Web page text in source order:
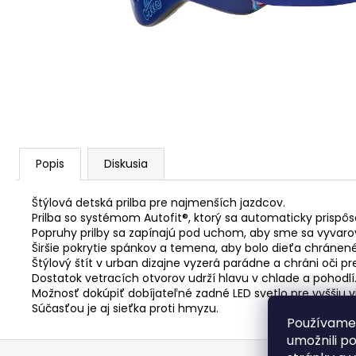
umožnili
Popis Diskusia
Štýlová detská prilba pre najmenších jazdcov.
Prilba so systémom Autofit®, ktorý sa automaticky
Popruhy prilby sa zapínajú pod uchom, aby sme sa
Širšie pokrytie spánkov a temena, aby bolo dieťa
Štýlový štít v urban dizajne vyzerá parádne a chráni oči
Dostatok vetracích otvorov udrží hlavu v chlade a pohodlí.
Možnosť dokúpiť dobíjateľné zadné LED svetlo pre vyššiu
Súčasťou je aj sieťka proti hmyzu.
STRED TY501
Z